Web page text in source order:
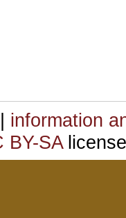
| information
BY-SA